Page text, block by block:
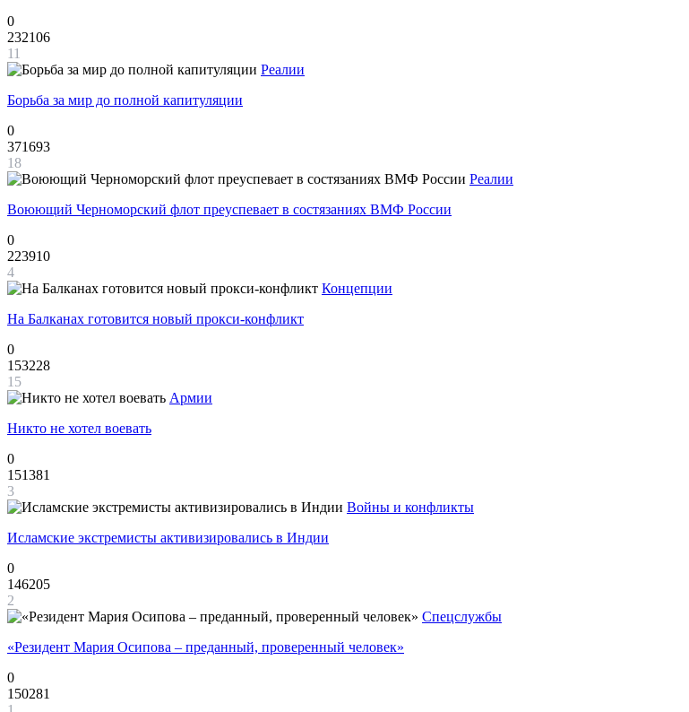
0
232106
11
Реалии
Борьба за мир до полной капитуляции
0
371693
18
Реалии
Воюющий Черноморский флот преуспевает в состязаниях ВМФ России
0
223910
4
Концепции
На Балканах готовится новый прокси-конфликт
0
153228
15
Армии
Никто не хотел воевать
0
151381
3
Войны и конфликты
Исламские экстремисты активизировались в Индии
0
146205
2
Спецслужбы
«Резидент Мария Осипова – преданный, проверенный человек»
0
150281